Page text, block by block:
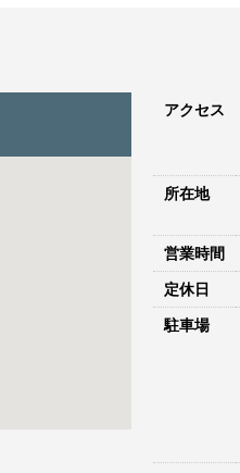
アクセス
所在地
営業時間
定休日
駐車場